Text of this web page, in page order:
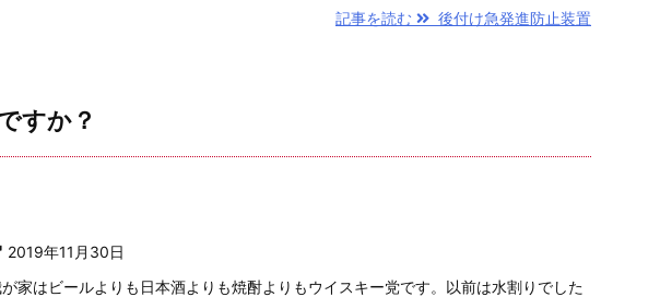
記事を読む 後付け急発進防止装置
すか？
2019年11月30日
家はビールよりも日本酒よりも焼酎よりもウイスキー党です。以前は水割りでした